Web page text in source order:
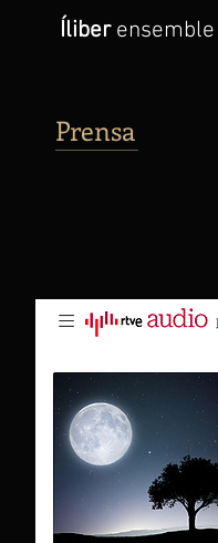
Íliber ensemble
Prensa